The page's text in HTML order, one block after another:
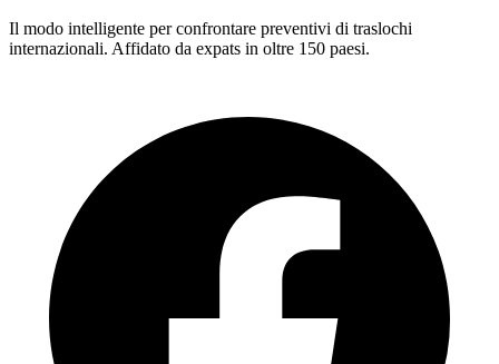
Il modo intelligente per confrontare preventivi di traslochi
internazionali. Affidato da expats in oltre 150 paesi.